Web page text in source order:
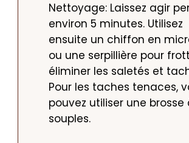
Nettoyage: Laissez agir
environ 5 minutes. Utilisez
ensuite un chiffon en
ou une serpillière pour
éliminer les saletés et
Pour les taches tenaces,
pouvez utiliser une brosse
souples.